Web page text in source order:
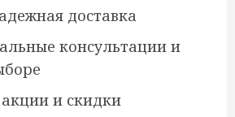
доставка
консультации и
и скидки